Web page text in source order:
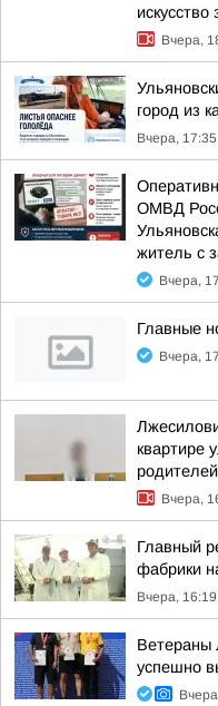
искусство
Вчера,
город из
Вчера, 17:35
ОМВД
житель с
Вчера,
Главные
Вчера,
квартире
родителей
Вчера,
Главный
фабрики
Вчера, 16:19
Ветераны
успешно